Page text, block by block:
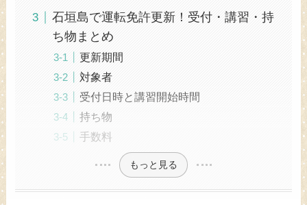
石垣島で運転免許更新！受付・講習・持
ち物まとめ
更新期間
対象者
受付日時と講習開始時間
持ち物
手数料
もっと見る